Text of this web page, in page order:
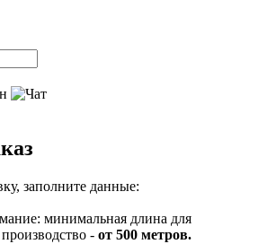
заполните данные:
минимальная длина для
- от 500 метров.